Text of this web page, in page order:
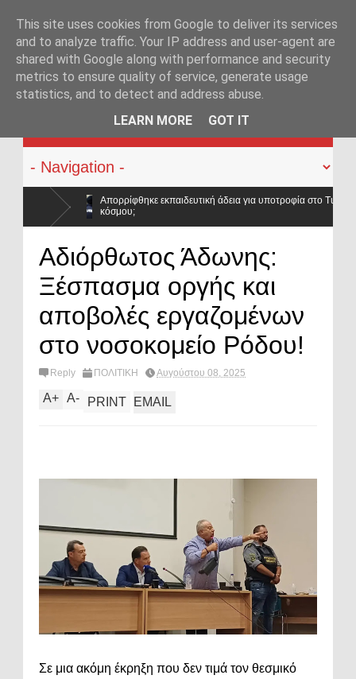
KATEHACKER
άδεια για υποτροφία στο Tufts: Ποιο μήνυμα στέλνει η ΕΛ.ΑΣ. σε
ΠΟΑΣΥ: «Οι νέοι γυρίζουν την πλάτη στην ΕΛ.ΑΣ. – Οι βάσεις κατρακύλησαν και οι
Αδιόρθωτος Άδωνης:
Ξέσπασμα οργής και
αποβολές εργαζομένων
στο νοσοκομείο Ρόδου!
Reply ΠΟΛΙΤΙΚΗ Αυγούστου 08, 2025
A+ A- PRINT EMAIL
Σε μια ακόμη έκρηξη που δεν τιμά τον θεσμικό
This site uses cookies from Google to deliver its services
and to analyze traffic. Your IP address and user-agent are
shared with Google along with performance and security
metrics to ensure quality of service, generate usage
statistics, and to detect and address abuse.
LEARN MORE
GOT IT